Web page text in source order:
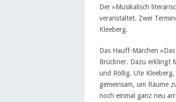
Der »Musikalisch
veranstaltet. Zwei
Kleeberg.
Das Hauff-Märchen
Brückner. Dazu erklingt
und Röllig. Ute
gemeinsam, um Räume
noch einmal ganz neu